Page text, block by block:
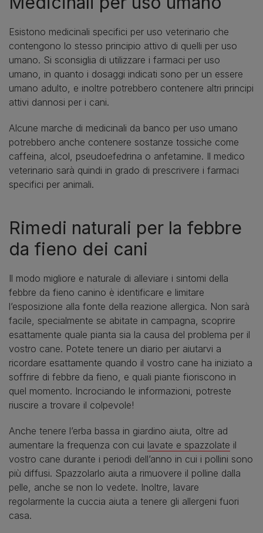
Esistono medicinali specifici per uso veterinario che
contengono lo stesso principio attivo di quelli per uso
umano. Si sconsiglia di utilizzare i farmaci per uso
umano, in quanto i dosaggi indicati sono per un essere
umano adulto, e inoltre potrebbero contenere altri principi
attivi dannosi per i cani.
Alcune marche di medicinali da banco per uso umano
potrebbero anche contenere sostanze tossiche come
caffeina, alcol, pseudoefedrina o anfetamine. Il medico
veterinario sarà quindi in grado di prescrivere i farmaci
specifici per animali.
Rimedi naturali per la febbre
da fieno dei cani
Il modo migliore e naturale di alleviare i sintomi della
febbre da fieno canino è identificare e limitare
l’esposizione alla fonte della reazione allergica. Non sarà
facile, specialmente se abitate in campagna, scoprire
esattamente quale pianta sia la causa del problema per il
vostro cane. Potete tenere un diario per aiutarvi a
ricordare esattamente quando il vostro cane ha iniziato a
soffrire di febbre da fieno, e quali piante fioriscono in
quel momento. Incrociando le informazioni, potreste
riuscire a trovare il colpevole!
Anche tenere l’erba bassa in giardino aiuta, oltre ad
aumentare la frequenza con cui lavate e spazzolate il
vostro cane durante i periodi dell’anno in cui i pollini sono
più diffusi. Spazzolarlo aiuta a rimuovere il polline dalla
pelle, anche se non lo vedete. Inoltre, lavare
regolarmente la cuccia aiuta a tenere gli allergeni fuori
casa.